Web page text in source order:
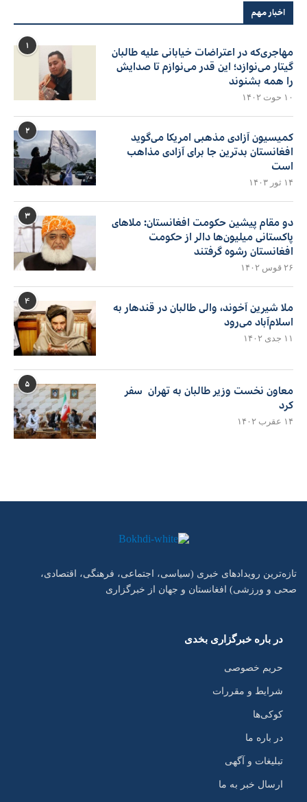
اخبار مهم
۱
مهاجری‌که در اعتراضات خیابانی علیه طالبان
گیتار می‌نوازد؛ این قدر می‌نوازم تا صدایش
را همه بشنوند
۱۰ حوت ۱۴۰۲
۲
کمیسیون آزادی مذهبی امریکا می‌گوید
افغانستان بدترین جا برای آزادی مذاهب
است
۱۴ ثور ۱۴۰۳
۳
دو مقام پیشین حکومت افغانستان: ملاهای
پاکستانی میلیون‌ها دالر از حکومت
افغانستان رشوه گرفتند
۲۶ قوس ۱۴۰۲
۴
ملا شیرین آخوند، والی طالبان در قندهار به
اسلام‌آباد می‌رود
۱۱ جدی ۱۴۰۲
۵
معاون نخست وزیر طالبان به تهران سفر
کرد
۱۴ عقرب ۱۴۰۲
تازه‌ترین رویدادهای خبری (سیاسی، اجتماعی، فرهنگی، اقتصادی،
صحی و ورزشی) افغانستان و جهان از خبرگزاری
در باره خبرگزاری بخدی
حریم خصوصی
شرایط و مقررات
کوکی‌ها
در باره ما
تبلیغات و آگهی
ارسال خبر به ما